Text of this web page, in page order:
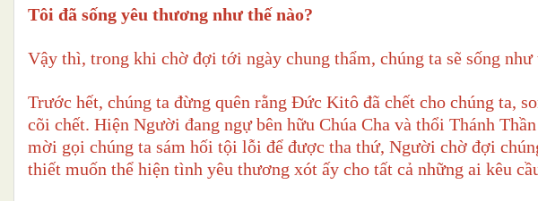
Tôi đã sống yêu thương như thế nào?
Vậy thì, trong khi chờ đợi tới ngày chung thẩm, chúng ta sẽ sống như
Trước hết, chúng ta đừng quên rằng Đức Kitô đã chết cho chúng ta,
cõi chết. Hiện Người đang ngự bên hữu Chúa Cha và thổi Thánh
mời gọi chúng ta sám hối tội lỗi để được tha thứ, Người chờ đợi
thiết muốn thể hiện tình yêu thương xót ấy cho tất cả những ai kêu